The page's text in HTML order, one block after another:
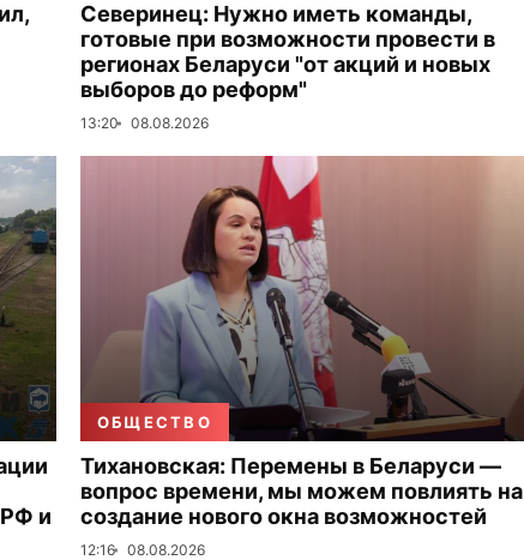
Северинец: Нужно иметь команды,
готовые при возможности провести в
регионах Беларуси "от акций и новых
выборов до реформ"
13:20 08.08.2026
и
ОБЩЕСТВО
Тихановская: Перемены в Беларуси —
вопрос времени, мы можем повлиять на
создание нового окна возможностей
12:16 08.08.2026